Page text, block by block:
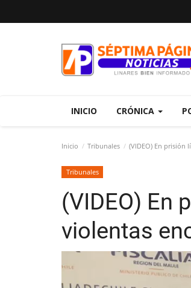
INICIO CRÓNICA
Inicio Tribunales (VIDEO) En prisión
Tribunales
(VIDEO) En
violentas